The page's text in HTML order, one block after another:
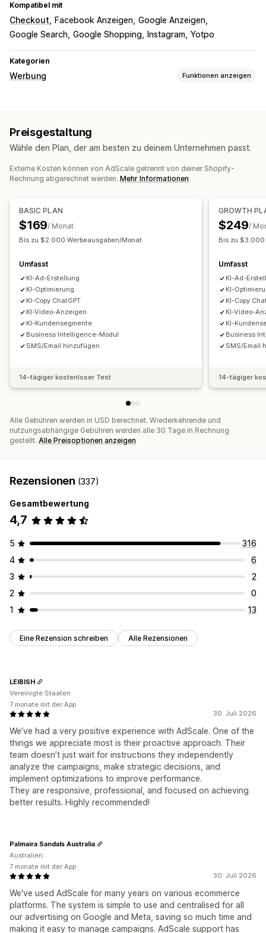
Kompatibel mit
Checkout Facebook Anzeigen Google Anzeigen
Google Search Google Shopping Instagram Yotpo
Kategorien
Werbung Funktionen anzeigen
Benutzerdefinierte Zielgruppen
KI-Optimierung Automatisierte Kampagnen
Leistungsanalyse
Leistungsverfolgung Werbeausgaben
ROI-Analyse
Preisgestaltung
Wähle den Plan, der am besten zu deinem Unternehmen passt.
Externe Kosten können von AdScale getrennt von deiner Shopify-
Rechnung abgerechnet werden. Mehr Informationen
BASIC PLAN
$169/ Monat
Bis zu $2.000 Werbeausgaben/Monat
Umfasst
KI-Ad-Erstellung
KI-Optimierung
KI-Copy ChatGPT
KI-Video-Anzeigen
KI-Kundensegmente
Business Intelligence-Modul
SMS/Email hinzufügen
14-tägiger kostenloser Test
GROWTH
$249/
Bis zu $3.000
Umfasst
KI-Ad-
KI-
KI-Copy
KI-Video-
KI-
Business
SMS/Email
14-tägiger
Alle Gebühren werden in USD berechnet. Wiederkehrende und
nutzungsabhängige Gebühren werden alle 30 Tage in Rechnung
gestellt. Alle Preisoptionen anzeigen
Rezensionen (337)
Gesamtbewertung
4,7
5
316
4
6
3
2
2
0
1
13
Eine Rezension schreiben Alle Rezensionen
30. Juli 2026
We’ve had a very positive experience with AdScale. One of the
things we appreciate most is their proactive approach. Their
team doesn’t just wait for instructions they independently
analyze the campaigns, make strategic decisions, and
implement optimizations to improve performance.
They are responsive, professional, and focused on achieving
better results. Highly recommended!
LEIBISH
Vereinigte Staaten
7 monate mit der App
30. Juli 2026
We've used AdScale for many years on various ecommerce
platforms. The system is simple to use and centralised for all
our advertising on Google and Meta, saving so much time and
making it easy to manage campaigns. AdScale support has
Palmaira Sandals Australia
Australien
7 monate mit der App